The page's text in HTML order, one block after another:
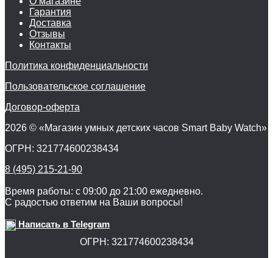
Гарантия
Доставка
Отзывы
Контакты
Политика конфиденциальности
Пользовательское соглашение
Договор-оферта
2026 © «Магазин умных детских часов Smart Baby Watch»
ОГРН: 321774600238434
8 (495) 215-21-90
Время работы: с 09:00 до 21:00 ежедневно.
С радостью ответим на Ваши вопросы!
Написать в Telegram
ОГРН: 321774600238434